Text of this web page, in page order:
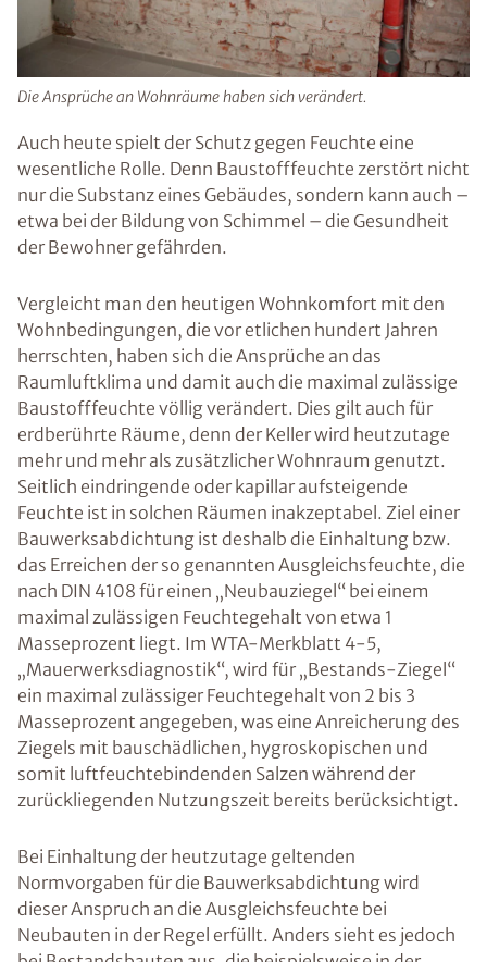
Die Ansprüche an Wohnräume haben sich verändert.
Auch heute spielt der Schutz gegen Feuchte eine
wesentliche Rolle. Denn Baustofffeuchte zerstört nicht
nur die Substanz eines Gebäudes, sondern kann auch –
etwa bei der Bildung von Schimmel – die Gesundheit
der Bewohner gefährden.
Vergleicht man den heutigen Wohnkomfort mit den
Wohnbedingungen, die vor etlichen hundert Jahren
herrschten, haben sich die Ansprüche an das
Raumluftklima und damit auch die maximal zulässige
Baustofffeuchte völlig verändert. Dies gilt auch für
erdberührte Räume, denn der Keller wird heutzutage
mehr und mehr als zusätzlicher Wohnraum genutzt.
Seitlich eindringende oder kapillar aufsteigende
Feuchte ist in solchen Räumen inakzeptabel. Ziel einer
Bauwerksabdichtung ist deshalb die Einhaltung bzw.
das Erreichen der so genannten Ausgleichsfeuchte, die
nach DIN 4108 für einen „Neubauziegel“ bei einem
maximal zulässigen Feuchtegehalt von etwa 1
Masseprozent liegt. Im WTA-Merkblatt 4-5,
„Mauerwerksdiagnostik“, wird für „Bestands-Ziegel“
ein maximal zulässiger Feuchtegehalt von 2 bis 3
Masseprozent angegeben, was eine Anreicherung des
Ziegels mit bauschädlichen, hygroskopischen und
somit luftfeuchtebindenden Salzen während der
zurückliegenden Nutzungszeit bereits berücksichtigt.
Bei Einhaltung der heutzutage geltenden
Normvorgaben für die Bauwerksabdichtung wird
dieser Anspruch an die Ausgleichsfeuchte bei
Neubauten in der Regel erfüllt. Anders sieht es jedoch